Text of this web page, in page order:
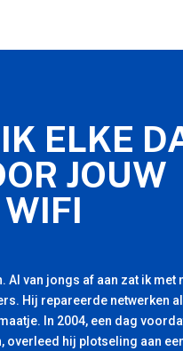
ELKE
JOUW
Al van jongs af aan zat ik met
Hij repareerde netwerken
In 2004, een dag
hij plotseling aan